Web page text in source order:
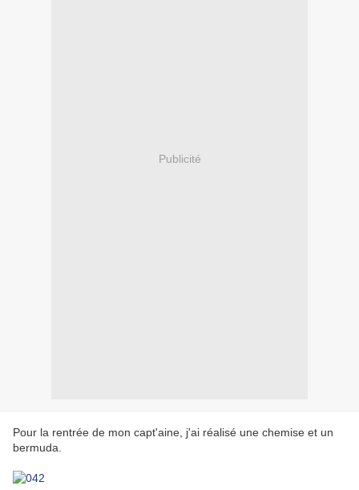
Publicité
Pour la rentrée de mon capt'aine, j'ai réalisé une chemise et un
bermuda.